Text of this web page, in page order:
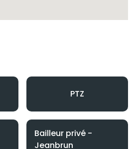
PTZ
Bailleur privé -
Jeanbrun